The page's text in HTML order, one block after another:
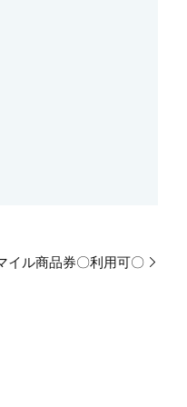
イル商品券〇利用可〇